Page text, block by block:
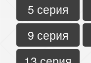
5 серия
9 серия